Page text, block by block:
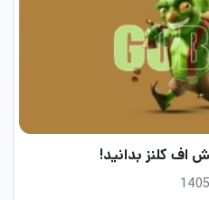
اف کلنز بدانید!